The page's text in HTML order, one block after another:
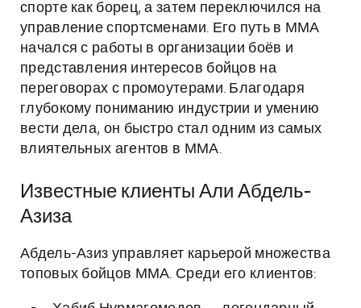
спорте как борец, а затем переключился на
управление спортсменами. Его путь в ММА
начался с работы в организации боёв и
представления интересов бойцов на
переговорах с промоутерами. Благодаря
глубокому пониманию индустрии и умению
вести дела, он быстро стал одним из самых
влиятельных агентов в ММА.
Известные клиенты Али Абдель-
Азиза
Абдель-Азиз управляет карьерой множества
топовых бойцов ММА. Среди его клиентов: